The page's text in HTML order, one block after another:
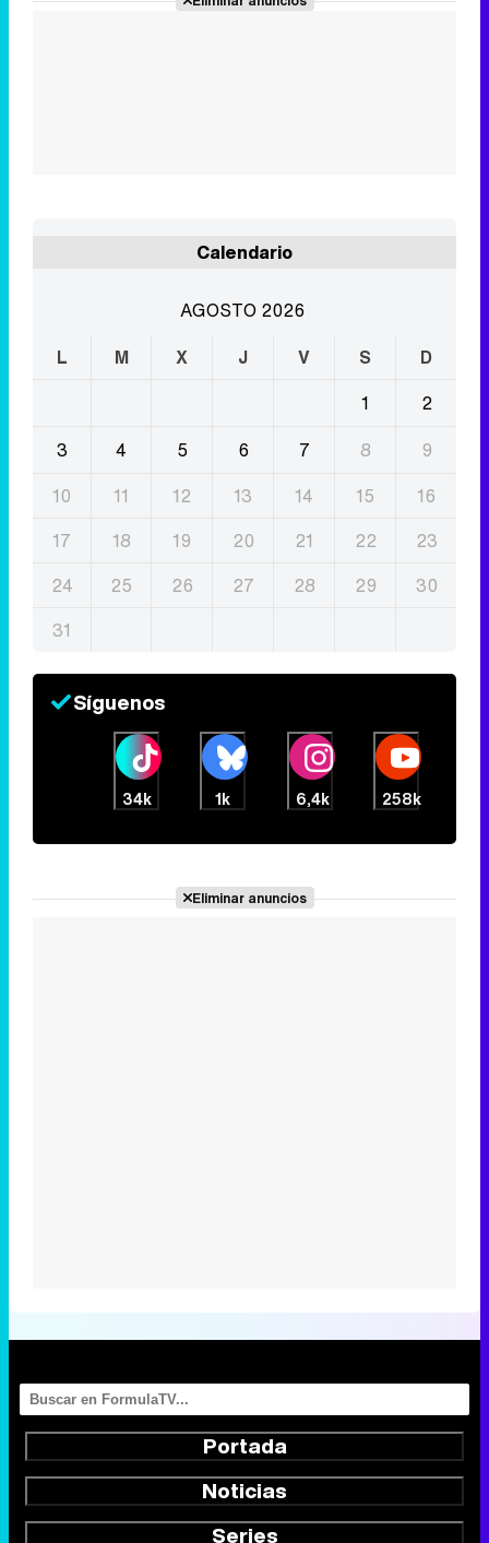
Calendario
AGOSTO 2026
L
M X J V S
D
1
2
3
4 5 6 7 8
9
10
11 12 13 14 15
16
17
18 19 20 21 22
23
24
25 26 27 28 29
30
31
Síguenos
34k 1k 6,4k 258k
Eliminar anuncios
Portada
Noticias
Series